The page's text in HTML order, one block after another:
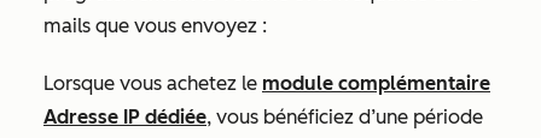
mails que vous envoyez :
Lorsque vous achetez le module complémentaire
Adresse IP dédiée, vous bénéficiez d’une période